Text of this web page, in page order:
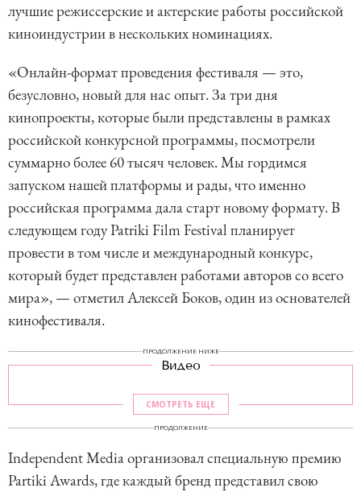
лучшие режиссерские и актерские работы российской
киноиндустрии в нескольких номинациях.
«Онлайн-формат проведения фестиваля — это,
безусловно, новый для нас опыт. За три дня
кинопроекты, которые были представлены в рамках
российской конкурсной программы, посмотрели
суммарно более 60 тысяч человек. Мы гордимся
запуском нашей платформы и рады, что именно
российская программа дала старт новому формату. В
следующем году Patriki Film Festival планирует
провести в том числе и международный конкурс,
который будет представлен работами авторов со всего
мира», — отметил Алексей Боков, один из основателей
кинофестиваля.
ПРОДОЛЖЕНИЕ НИЖЕ
Видео
СМОТРЕТЬ ЕЩЕ
ПРОДОЛЖЕНИЕ
Independent Media организовал специальную премию
Partiki Awards, где каждый бренд представил свою